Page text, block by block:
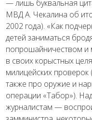
— лишь буквальная
МВД А. Чекалина об
2002 года). «Как
детей заниматься
попрошайничеством и
в своих корыстных
милицейских проверок
также про оружие и
операции «Табор»).
журналистам —